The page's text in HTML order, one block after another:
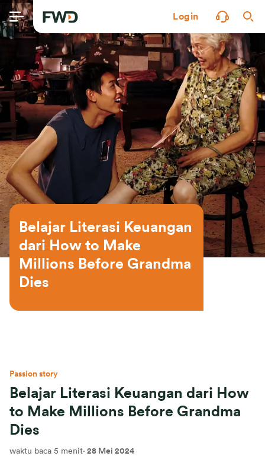
Login
Belajar Literasi Keuangan
dari How to Make
Millions Before Grandma
Dies
Passion story
Belajar Literasi Keuangan dari How
to Make Millions Before Grandma
Dies
waktu baca 5 menit· 28 Mei 2024